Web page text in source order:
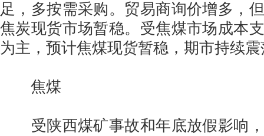
足，多按需采购。贸易商询价增多，
焦炭现货市场暂稳。受焦煤市场成本
为主，预计焦煤现货暂稳，期市持续
焦煤
受陕西煤矿事故和年底放假影响，